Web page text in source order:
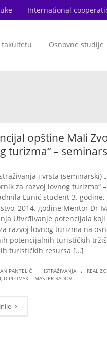
International
fakultetu Osnovne studije
opštine Mali
turizma“ –
i vrsta (seminarski)
za razvoj lovnog turizma“
Lunić student 3. godine,
2014. godine Mentor Dr
Utvrđivanje potencijala
razvoj lovnog turizma na
potencijalnih turističkih
turističkih resursa […]
PANTELIĆ ISTRAŽIVANJA .
DIPLOMSKI I MASTER RADOVI